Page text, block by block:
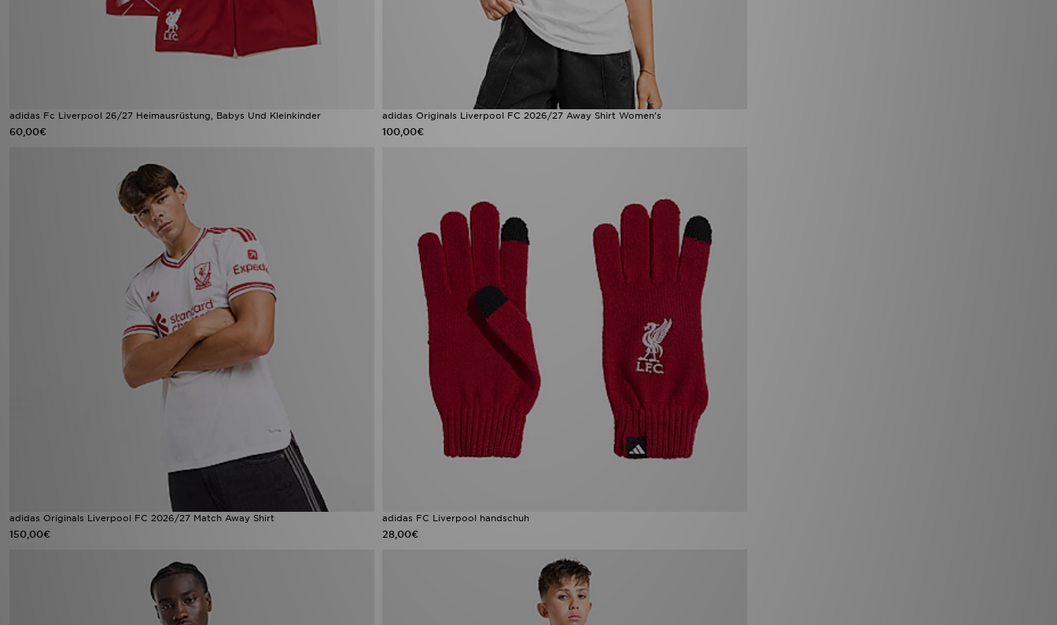
adidas Fc Liverpool 26/27 Heimausrüstung, Babys Und Kleinkinder
60,00€
adidas Originals Liverpool FC 2026/27 Away Shirt Women's
100,00€
adidas Originals Liverpool FC 2026/27 Match Away Shirt
150,00€
adidas FC Liverpool handschuh
28,00€